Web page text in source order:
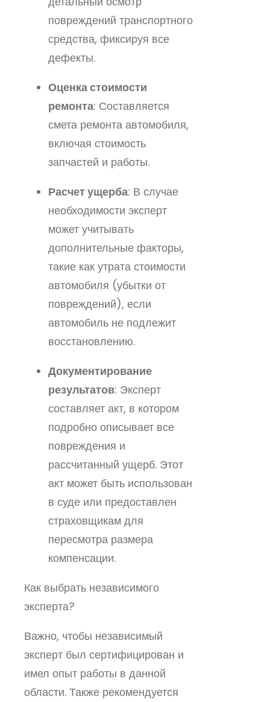
повреждений транспортного
средства, фиксируя все
дефекты.
Оценка стоимости
ремонта: Составляется
смета ремонта автомобиля,
включая стоимость
запчастей и работы.
Расчет ущерба: В случае
необходимости эксперт
может учитывать
дополнительные факторы,
такие как утрата стоимости
автомобиля (убытки от
повреждений), если
автомобиль не подлежит
восстановлению.
Документирование
результатов: Эксперт
составляет акт, в котором
подробно описывает все
повреждения и
рассчитанный ущерб. Этот
акт может быть использован
в суде или предоставлен
страховщикам для
пересмотра размера
компенсации.
Как выбрать независимого
эксперта?
Важно, чтобы независимый
эксперт был сертифицирован и
имел опыт работы в данной
области. Также рекомендуется